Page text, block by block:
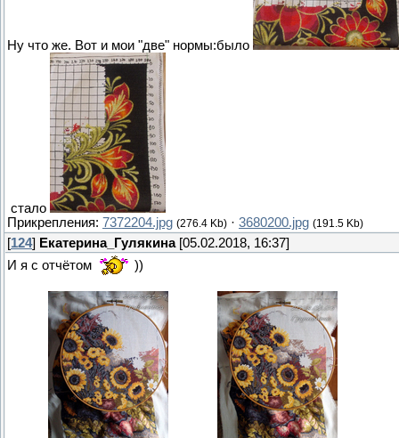
Ну что же. Вот и мои "две" нормы:было
стало
Прикрепления: 7372204.jpg (276.4 Kb) · 3680200.jpg (191.5 Kb)
[124] Екатерина_Гулякина[05.02.2018, 16:37]
И я с отчётом
))